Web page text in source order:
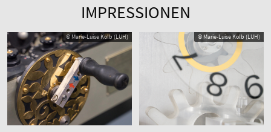
IMPRESSIONEN
© Marie-Luise Kolb (LUH) © Marie-Luise Kolb (LUH)